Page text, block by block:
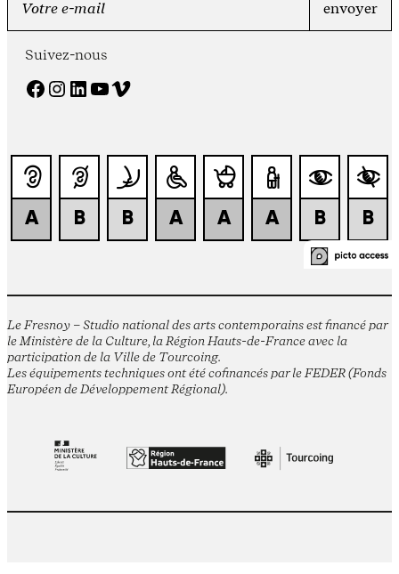
Suivez-nous
Facebook Instagram LinkedIn YouTube Vimeo
Le Fresnoy – Studio national des arts contemporains est financé par
le Ministère de la Culture, la Région Hauts-de-France avec la
participation de la Ville de Tourcoing.
Les équipements techniques ont été cofinancés par le FEDER (Fonds
Européen de Développement Régional).